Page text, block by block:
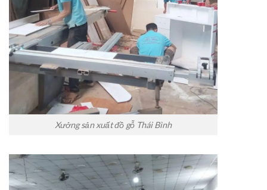
Xưởng sản xuất đồ gỗ Thái Bình